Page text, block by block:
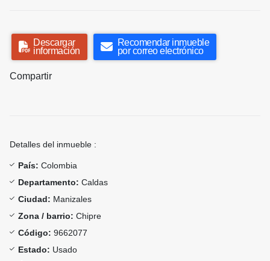
Descargar
información
Recomendar inmueble
por correo electrónico
Compartir
Detalles del inmueble :
País: Colombia
Departamento: Caldas
Ciudad: Manizales
Zona / barrio: Chipre
Código: 9662077
Estado: Usado